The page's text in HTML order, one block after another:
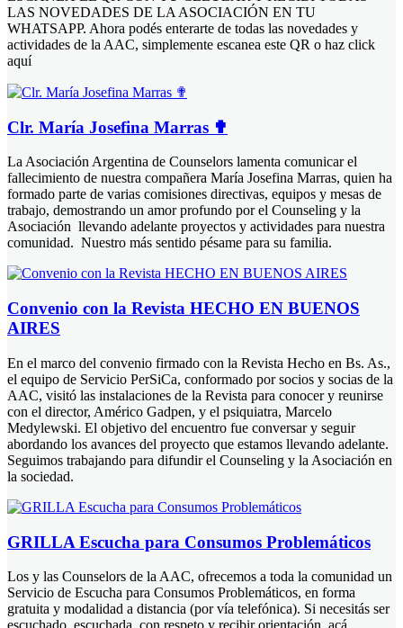
LAS NOVEDADES DE LA ASOCIACIÓN EN TU
WHATSAPP. Ahora podés enterarte de todas las novedades y
actividades de la AAC, simplemente escanea este QR o haz click
aquí
Clr. María Josefina Marras ✟
La Asociación Argentina de Counselors lamenta comunicar el
fallecimiento de nuestra compañera María Josefina Marras, quien ha
formado parte de varias comisiones directivas, equipos y mesas de
trabajo, demostrando un amor profundo por el Counseling y la
Asociación llevando adelante proyectos y actividades para nuestra
comunidad. Nuestro más sentido pésame para su familia.
Convenio con la Revista HECHO EN BUENOS
AIRES
En el marco del convenio firmado con la Revista Hecho en Bs. As.,
el equipo de Servicio PerSiCa, conformado por socios y socias de la
AAC, visitó las instalaciones de la Revista para conocer y reunirse
con el director, Américo Gadpen, y el psiquiatra, Marcelo
Medylewski. El objetivo del encuentro fue conversar y seguir
abordando los avances del proyecto que estamos llevando adelante.
Seguimos trabajando para difundir el Counseling y la Asociación en
la sociedad.
GRILLA Escucha para Consumos Problemáticos
Los y las Counselors de la AAC, ofrecemos a toda la comunidad un
Servicio de Escucha para Consumos Problemáticos, en forma
gratuita y modalidad a distancia (por vía telefónica). Si necesitás ser